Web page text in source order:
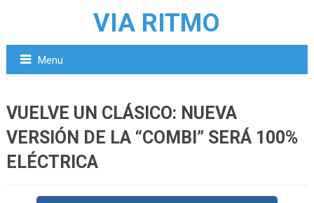
VIA RITMO
Menu
VUELVE UN CLÁSICO: NUEVA
VERSIÓN DE LA “COMBI” SERÁ 100%
ELÉCTRICA